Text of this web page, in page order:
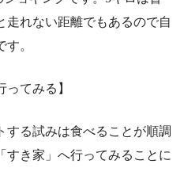
走れない距離でもあるので自
。
ってみる】
する試みは食べることが順調
すき家」へ行ってみることに